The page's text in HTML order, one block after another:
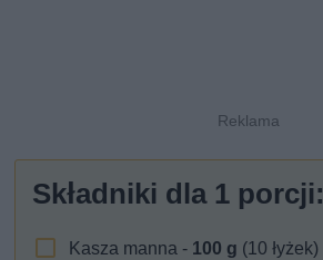
Składniki dla 1 porcji:
Kasza manna - 100 g (10 łyżek)